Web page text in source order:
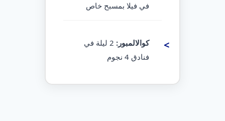
في فيلا بمسبح خاص
كوالالمبور:
2 ليلة في
فنادق 4 نجوم